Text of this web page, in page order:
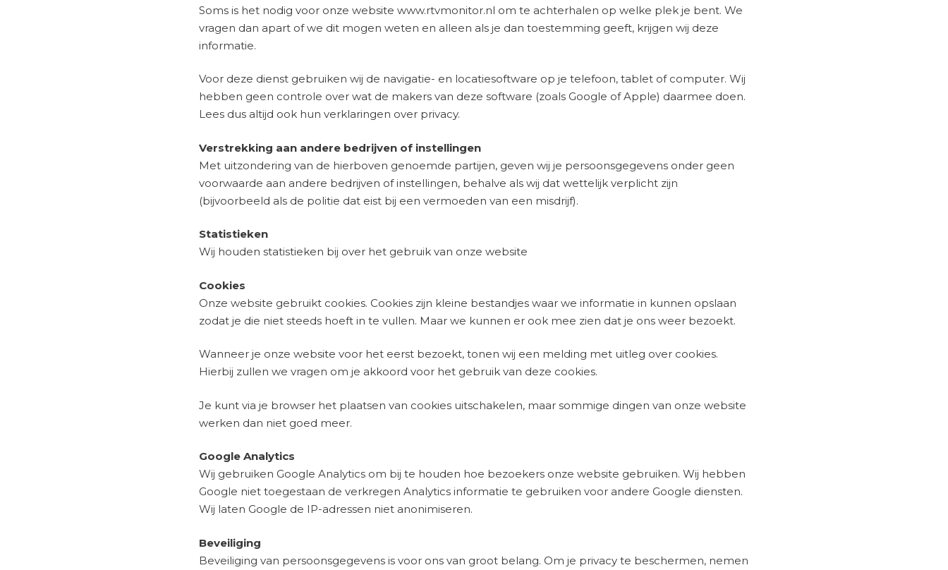
Soms is het nodig voor onze website www.rtvmonitor.nl om te achterhalen op welke plek je bent. We
vragen dan apart of we dit mogen weten en alleen als je dan toestemming geeft, krijgen wij deze
informatie.
Voor deze dienst gebruiken wij de navigatie- en locatiesoftware op je telefoon, tablet of computer. Wij
hebben geen controle over wat de makers van deze software (zoals Google of Apple) daarmee doen.
Lees dus altijd ook hun verklaringen over privacy.
Verstrekking aan andere bedrijven of instellingen
Met uitzondering van de hierboven genoemde partijen, geven wij je persoonsgegevens onder geen
voorwaarde aan andere bedrijven of instellingen, behalve als wij dat wettelijk verplicht zijn
(bijvoorbeeld als de politie dat eist bij een vermoeden van een misdrijf).
Statistieken
Wij houden statistieken bij over het gebruik van onze website
Cookies
Onze website gebruikt cookies. Cookies zijn kleine bestandjes waar we informatie in kunnen opslaan
zodat je die niet steeds hoeft in te vullen. Maar we kunnen er ook mee zien dat je ons weer bezoekt.
Wanneer je onze website voor het eerst bezoekt, tonen wij een melding met uitleg over cookies.
Hierbij zullen we vragen om je akkoord voor het gebruik van deze cookies.
Je kunt via je browser het plaatsen van cookies uitschakelen, maar sommige dingen van onze website
werken dan niet goed meer.
Google Analytics
Wij gebruiken Google Analytics om bij te houden hoe bezoekers onze website gebruiken. Wij hebben
Google niet toegestaan de verkregen Analytics informatie te gebruiken voor andere Google diensten.
Wij laten Google de IP-adressen niet anonimiseren.
Beveiliging
Beveiliging van persoonsgegevens is voor ons van groot belang. Om je privacy te beschermen, nemen